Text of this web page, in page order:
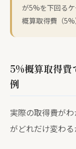
が5%を下回る
概算取得費（5%
5%概算取得
例
実際の取得費が
がどれだけ変わる